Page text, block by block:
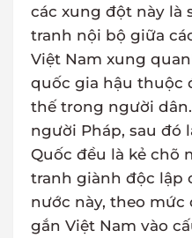
các xung đột này là
tranh nội bộ giữa
Việt Nam xung
quốc gia hậu thuộc
thế trong người
người Pháp, sau đó
Quốc đều là kẻ chõ
tranh giành độc lập
nước này, theo mức
gắn Việt Nam vào